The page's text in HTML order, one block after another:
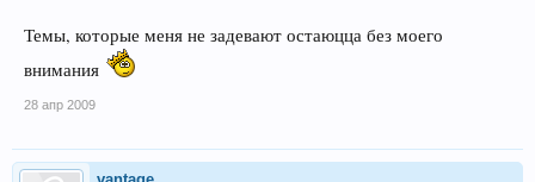
Темы, которые меня не задевают остаюцца без моего
внимания
28 апр 2009